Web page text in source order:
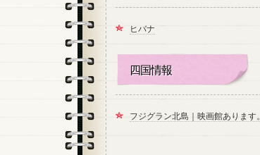
ヒバナ
四国情報
フジグラン北島｜映画館あります。